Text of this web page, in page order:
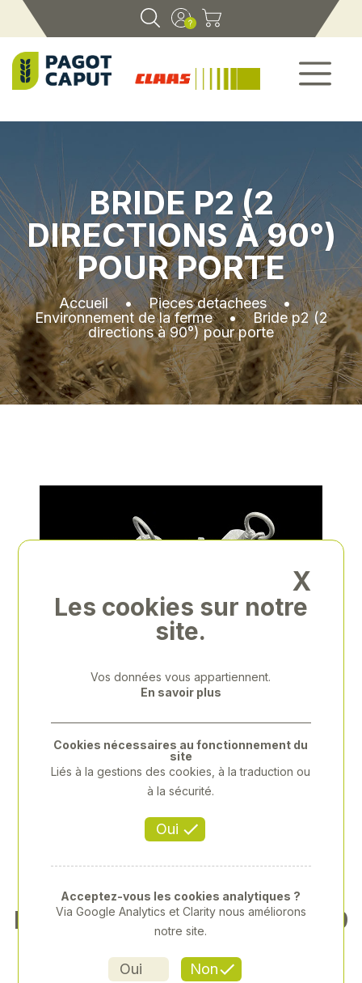
BRIDE P2 (2
DIRECTIONS À 90°)
POUR PORTE
Accueil•Pieces detachees•
Environnement de la ferme•Bride p2 (2
directions à 90°) pour porte
BRIDE P2 (2 DIRECTIONS À 9
0°) POUR PORTE
X
Les cookies sur notre
site.
Vos données vous appartiennent.
En savoir plus
Oui
Cookies nécessaires au fonctionnement du
site
Liés à la gestions des cookies, à la traduction ou
à la sécurité.
Oui Non
Acceptez-vous les cookies analytiques ?
Via Google Analytics et Clarity nous améliorons
notre site.